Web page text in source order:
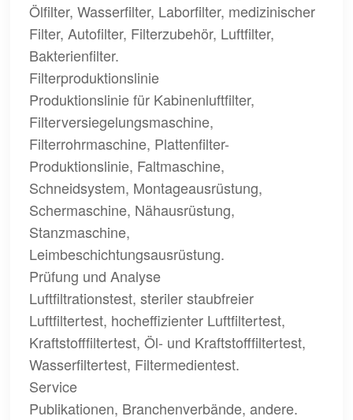
Ölfilter, Wasserfilter, Laborfilter, medizinischer
Filter, Autofilter, Filterzubehör, Luftfilter,
Bakterienfilter.
Filterproduktionslinie
Produktionslinie für Kabinenluftfilter,
Filterversiegelungsmaschine,
Filterrohrmaschine, Plattenfilter-
Produktionslinie, Faltmaschine,
Schneidsystem, Montageausrüstung,
Schermaschine, Nähausrüstung,
Stanzmaschine,
Leimbeschichtungsausrüstung.
Prüfung und Analyse
Luftfiltrationstest, steriler staubfreier
Luftfiltertest, hocheffizienter Luftfiltertest,
Kraftstofffiltertest, Öl- und Kraftstofffiltertest,
Wasserfiltertest, Filtermedientest.
Service
Publikationen, Branchenverbände, andere.